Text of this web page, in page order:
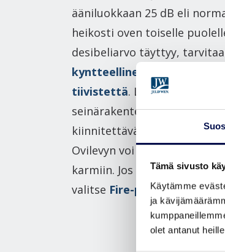
Tämä sivusto
Käytämme
ja
olet antanut
ääniluokkaan 25 dB eli
heikosti oven toiselle
desibeliarvo täyttyy,
kyntteellinen kynnys
tiivistettä. Lisäksi ovea
seinärakenteen eristykseen
kiinnitettävä huomiota.
Ovilevyn voi asentaa myös
karmiin. Jos tarvitset
valitse Fire-palo-ovi.